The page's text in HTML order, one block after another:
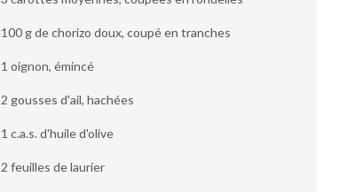
100 g de chorizo doux, coupé en tranches
1 oignon, émincé
2 gousses d'ail, hachées
1 c.a.s. d'huile d'olive
2 feuilles de laurier